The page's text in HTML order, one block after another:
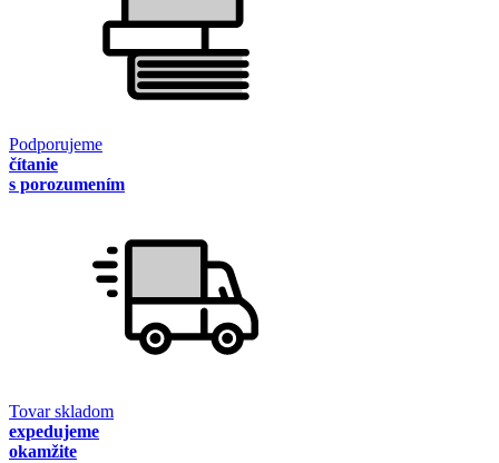
Podporujeme
čítanie
s porozumením
Tovar skladom
expedujeme
okamžite